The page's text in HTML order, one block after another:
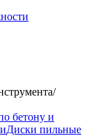
/
бетону и
Диски пильные